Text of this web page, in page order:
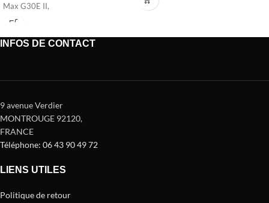
Max G30E II,
INFOS DE CONTACT
9 avenue Verdier
MONTROUGE 92120,
FRANCE
Téléphone: 06 43 90 49 72
LIENS UTILES
Politique de retour